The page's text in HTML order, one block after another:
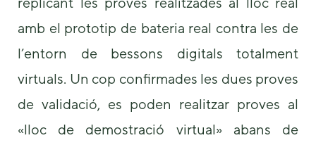
amb el prototip de bateria real contra les de
l’entorn de bessons digitals totalment
virtuals. Un cop confirmades les dues proves
de validació, es poden realitzar proves al
«lloc de demostració virtual» abans de